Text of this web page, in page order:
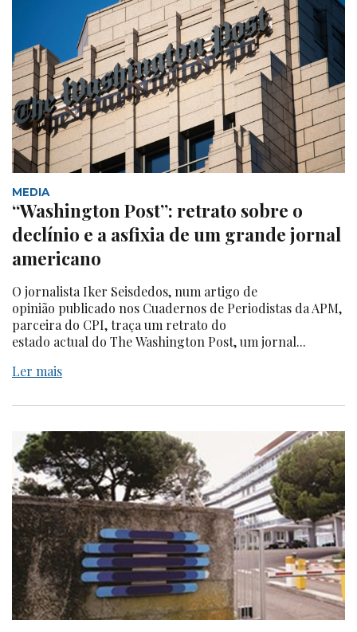
MEDIA
“Washington Post”: retrato sobre o
declínio e a asfixia de um grande jornal
americano
O jornalista Iker Seisdedos, num artigo de
opinião publicado nos Cuadernos de Periodistas da APM,
parceira do CPI, traça um retrato do
estado actual do The Washington Post, um jornal...
Ler mais